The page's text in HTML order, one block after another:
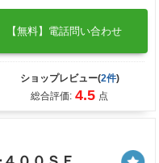
【無料】電話問い合わせ
ショップレビュー(2件)
総合評価: 4.5 点